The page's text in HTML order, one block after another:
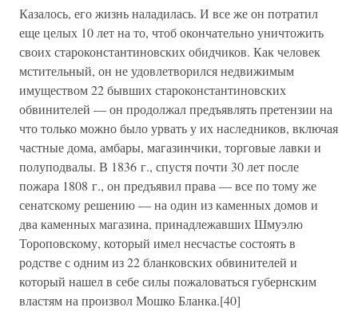
Казалось, его жизнь наладилась. И все же он потратил
еще целых 10 лет на то, чтоб окончательно уничтожить
своих староконстантиновских обидчиков. Как человек
мстительный, он не удовлетворился недвижимым
имуществом 22 бывших староконстантиновских
обвинителей — он продолжал предъявлять претензии на
что только можно было урвать у их наследников, включая
частные дома, амбары, магазинчики, торговые лавки и
полуподвалы. В 1836 г., спустя почти 30 лет после
пожара 1808 г., он предъявил права — все по тому же
сенатскому решению — на один из каменных домов и
два каменных магазина, принадлежавших Шмуэлю
Тороповскому, который имел несчастье состоять в
родстве с одним из 22 бланковских обвинителей и
который нашел в себе силы пожаловаться губернским
властям на произвол Мошко Бланка.[40]